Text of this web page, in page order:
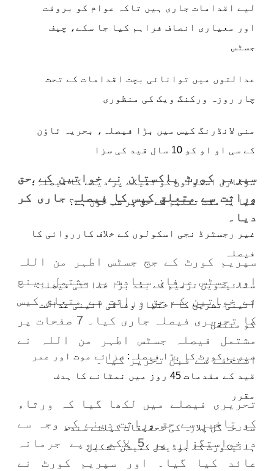
سپریم کورٹ پاکستان نے خواتین کے حق
وراثت سے متعلق کیس کا فیصلہ جاری کر
دیا۔
سپریم کورٹ کے جج جسٹس اطہر من اللہ
اور جسٹس عرفان سعادت پر مشتمل بینچ
نے خواتین کے حق وراثت سے متعلق کیس
کا تحریری فیصلہ جاری کیا۔ 7 صفحات پر
مشتمل فیصلہ جسٹس اطہر من اللہ نے
استعفے سے قبل تحریر کیا۔
تحریری فیصلے میں لکھا گیا کہ ورثاء
کو تاخیر سے حق وراثت دینے کی وجہ سے
درخواستگزار پر 5 لاکھ روپے جرمانہ
عائد کیا گیا۔ اور سپریم کورٹ نے
لیے اقدامات جاری ہیں تاکہ عوام کو بروقت
اور معیاری انصاف فراہم کیا جا سکے، چیف
جسٹس
عدالتوں میں توانائی بچت اقدامات کے تحت
چار روزہ ورکنگ ویک کی منظوری
منی لانڈرنگ کیس میں بڑا فیصلہ، بحریہ ٹاؤن
کے سی او او کو 10 سال قید کی سزا
سرکاری اسکولوں کو ٹھیکے پر دینے کا فیصلہ؛
کیا یہ مفت تعلیم کے حق پر شب خون ہے؟
غیر رجسٹرڈ نجی اسکولوں کے خلاف کارروائی کا
فیصلہ
ستائیسویں ترمیم کے بعد بڑا عدالتی فیصلہ:
آئینی تشریح کا اختیار وفاقی آئینی عدالت
کو منتقل
سپریم کورٹ کا بڑا فیصلہ: سزائے موت اور عمر
قید کے مقدمات 45 روز میں نمٹانے کا ہدف
مقرر
سانحہ گل پلازہ کی تحقیقات کیلئے سندھ
ہائیکورٹ کا جوڈیشل کمیشن تشکیل